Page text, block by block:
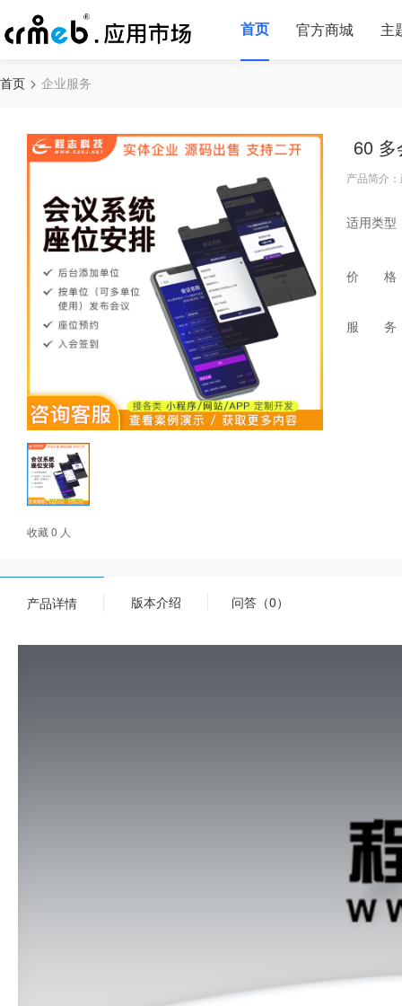
首页 官方商城 主
首页 企业服务
收藏 0 人
60 多
产品简介
适用类型
价 格
服 务
产品详情 版本介绍 问答（0）